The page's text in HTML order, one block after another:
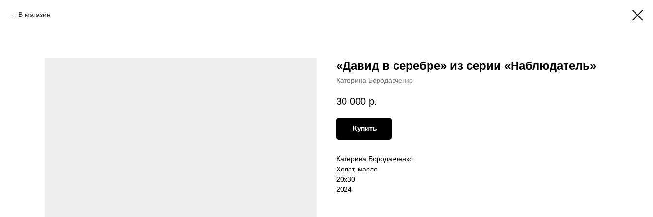
В магазин
«Давид в серебре» из серии «Наблюдатель»
Катерина Бородавченко
30 000 р.
Купить
Катерина Бородавченко
Холст, масло
20х30
2024